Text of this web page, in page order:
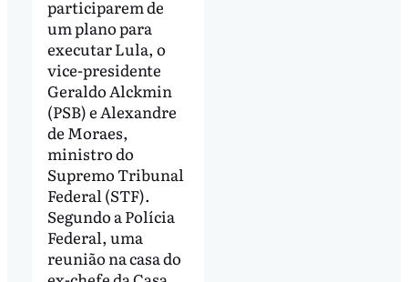
participarem de
um plano para
executar Lula, o
vice-presidente
Geraldo Alckmin
(PSB) e Alexandre
de Moraes,
ministro do
Supremo Tribunal
Federal (STF).
Segundo a Polícia
Federal, uma
reunião na casa do